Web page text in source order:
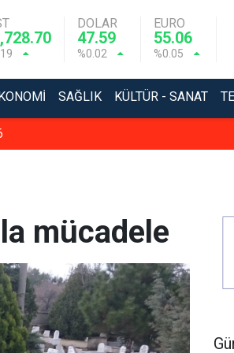
DOLAR
47.59
%0.02
EURO
55.06
%0.05
SAĞLIK KÜLTÜR - SANAT
mücadele